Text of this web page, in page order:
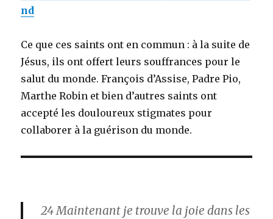
nd
Ce que ces saints ont en commun : à la suite de
Jésus, ils ont offert leurs souffrances pour le
salut du monde. François d’Assise, Padre Pio,
Marthe Robin et bien d’autres saints ont
accepté les douloureux stigmates pour
collaborer à la guérison du monde.
24Maintenant je trouve la joie dans les